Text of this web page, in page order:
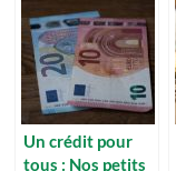
possible ?
Un crédit pour
tous : Nos petits